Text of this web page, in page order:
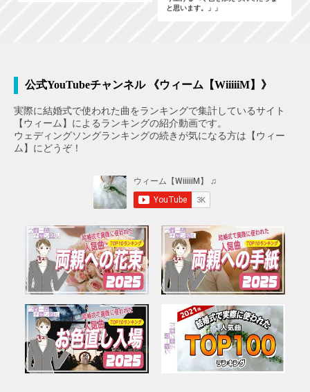
と思います。」」
公式YouTubeチャンネル 《ウィーム【WiiiiiM】》
実際に結婚式で使われた曲をランキングで集計しているサイト
【ウィーム】によるランキングの紹介動画です。
ウェディングソングランキングの続きが気になる方は【ウィー
ム】にどうぞ！